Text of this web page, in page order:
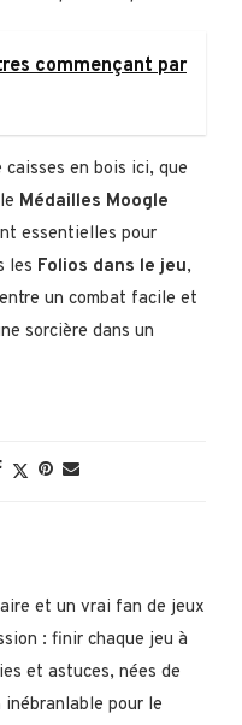
commençant par
en bois ici, que
Médailles Moogle
essentielles pour
les Folios dans le jeu,
un combat facile et
sorcière dans un
et un vrai fan de jeux
: finir chaque jeu à
et astuces, nées de
pour le